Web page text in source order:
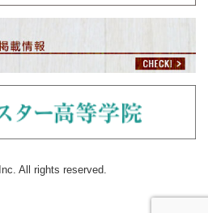
All rights reserved.